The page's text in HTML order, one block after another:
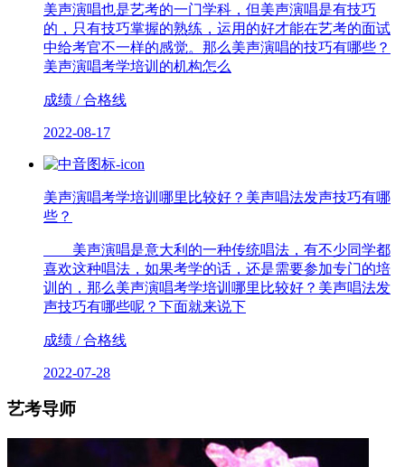
美声演唱也是艺考的一门学科，但美声演唱是有技巧
的，只有技巧掌握的熟练，运用的好才能在艺考的面试
中给考官不一样的感觉。那么美声演唱的技巧有哪些？
美声演唱考学培训的机构怎么
成绩 / 合格线
2022-08-17
美声演唱考学培训哪里比较好？美声唱法发声技巧有哪
些？
美声演唱是意大利的一种传统唱法，有不少同学都
喜欢这种唱法，如果考学的话，还是需要参加专门的培
训的，那么美声演唱考学培训哪里比较好？美声唱法发
声技巧有哪些呢？下面就来说下
成绩 / 合格线
2022-07-28
艺考导师